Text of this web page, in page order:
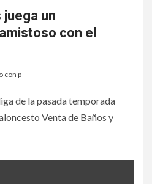
juega un
con el
con p
de la pasada temporada
Venta de Baños y